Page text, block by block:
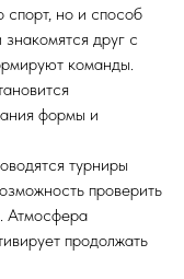
но и способ
друг с
команды.
формы и
турниры
проверить
Атмосфера
продолжать